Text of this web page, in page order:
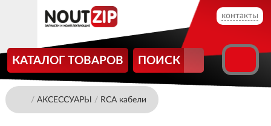
контакты
КАТАЛОГ ТОВАРОВ ПОИСК
/ АКСЕССУАРЫ / RCA кабели